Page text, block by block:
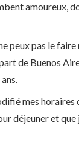
amoureux,
pas le faire
de Buenos
mes
déjeuner et